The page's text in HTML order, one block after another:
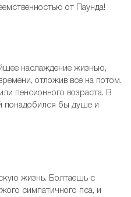
от Паунда!
наслаждение жизнью,
отложив все на потом.
пенсионного возраста. В
понадобился бы душе и
жизнь. Болтаешь с
симпатичного пса, и